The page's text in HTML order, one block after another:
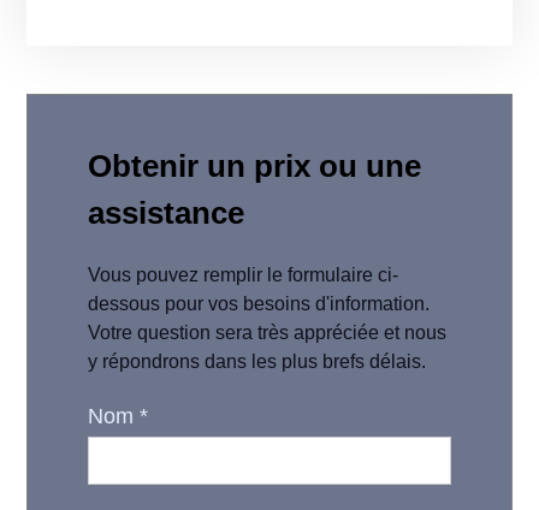
Obtenir un prix ou une
assistance
Vous pouvez remplir le formulaire ci-
dessous pour vos besoins d'information.
Votre question sera très appréciée et nous
y répondrons dans les plus brefs délais.
Nom*